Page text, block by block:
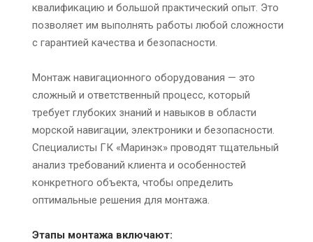
квалификацию и большой практический опыт. Это
позволяет им выполнять работы любой сложности
с гарантией качества и безопасности.
Монтаж навигационного оборудования — это
сложный и ответственный процесс, который
требует глубоких знаний и навыков в области
морской навигации, электроники и безопасности.
Специалисты ГК «Маринэк» проводят тщательный
анализ требований клиента и особенностей
конкретного объекта, чтобы определить
оптимальные решения для монтажа.
Этапы монтажа включают: